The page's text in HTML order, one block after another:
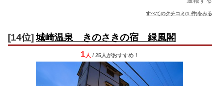
すべてのクチコミ(1 件)をみる
[14位] 城崎温泉 きのさきの宿 緑風閣
1 人 / 25人がおすすめ！